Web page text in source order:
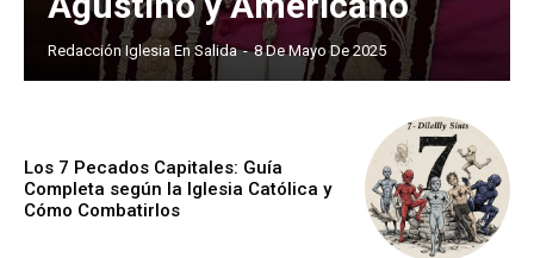
Redacción Iglesia En Salida - 8 De Mayo De 2025
Los 7 Pecados Capitales: Guía
Completa según la Iglesia Católica y
Cómo Combatirlos